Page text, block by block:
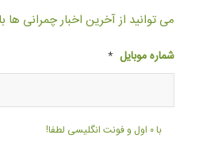
می توانید از آخرین اخبار چمرانی ها
شماره موبایل *
با ۰ اول و فونت انگلیسی لطفا!